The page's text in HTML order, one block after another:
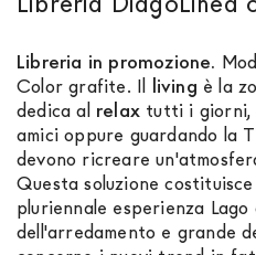
Libreria in promozione.
Color grafite. Il living è la
dedica al relax tutti i giorni,
amici oppure guardando la
devono ricreare
Questa soluzione
pluriennale esperienza
dell'arredamento e grande